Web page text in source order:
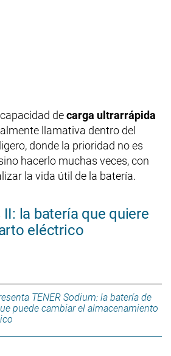
decarga ultrarrápida
llamativa dentro del
donde la prioridad no es
hacerlo muchas veces, con
la vida útil de la batería.
II: la batería que quiere
eléctrico
TENER Sodium: la batería de
puede cambiar el almacenamiento